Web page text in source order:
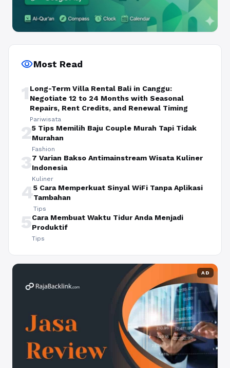
visibilityMost Read
1 Long-Term Villa Rental Bali in Canggu:
Negotiate 12 to 24 Months with Seasonal
Repairs, Rent Credits, and Renewal Timing
Pariwisata
25 Tips Memilih Baju Couple Murah Tapi Tidak
Murahan
Fashion
37 Varian Bakso Antimainstream Wisata Kuliner
Indonesia
Kuliner
45 Cara Memperkuat Sinyal WiFi Tanpa Aplikasi
Tambahan
Tips
5Cara Membuat Waktu Tidur Anda Menjadi
Produktif
Tips
AD